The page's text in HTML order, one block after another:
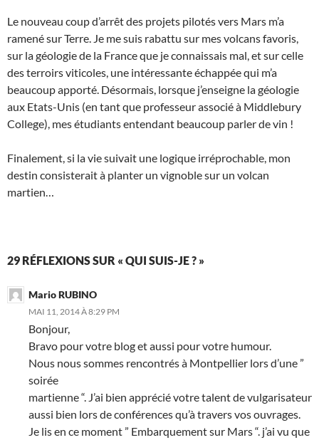
Le nouveau coup d’arrêt des projets pilotés vers Mars m’a
ramené sur Terre. Je me suis rabattu sur mes volcans favoris,
sur la géologie de la France que je connaissais mal, et sur celle
des terroirs viticoles, une intéressante échappée qui m’a
beaucoup apporté. Désormais, lorsque j’enseigne la géologie
aux Etats-Unis (en tant que professeur associé à Middlebury
College), mes étudiants entendant beaucoup parler de vin !
Finalement, si la vie suivait une logique irréprochable, mon
destin consisterait à planter un vignoble sur un volcan
martien…
29 RÉFLEXIONS SUR « QUI SUIS-JE ? »
Mario RUBINO
MAI 11, 2014 À 8:29 PM
Bonjour,
Bravo pour votre blog et aussi pour votre humour.
Nous nous sommes rencontrés à Montpellier lors d’une ”
soirée
martienne “. J’ai bien apprécié votre talent de vulgarisateur
aussi bien lors de conférences qu’à travers vos ouvrages.
Je lis en ce moment ” Embarquement sur Mars “. j’ai vu que